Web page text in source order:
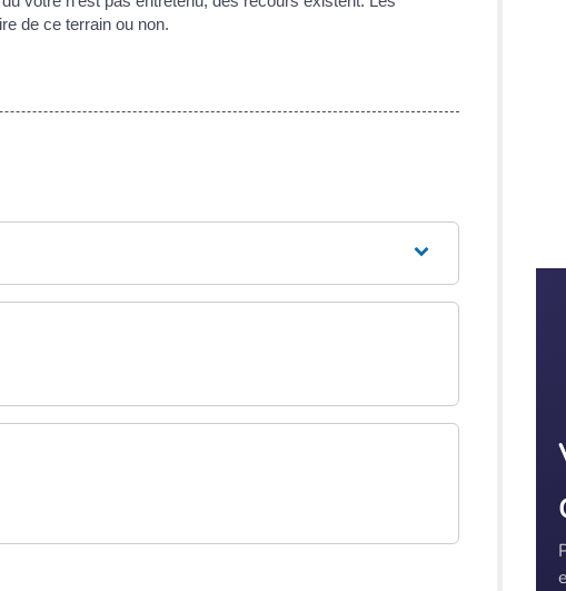
de ce terrain ou non.